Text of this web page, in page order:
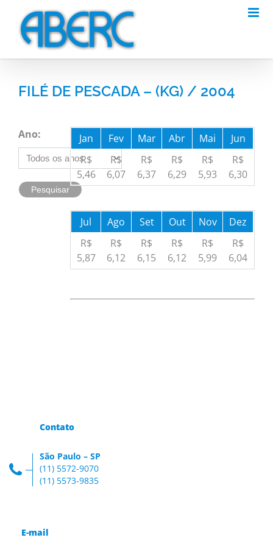
content
FILÉ DE PESCADA – (KG) / 2004
Ano: Jan Fev Mar Abr Mai
Jun
R$
5,46
R$
6,07
R$
6,37
R$
6,29
R$
5,93
R$
6,30
Jul Ago Set Out Nov
Dez
R$
5,87
R$
6,12
R$
6,15
R$
6,12
R$
5,99
R$
6,04
Contato
São Paulo – SP
(11) 5572-9070
(11) 5573-9835
E-mail